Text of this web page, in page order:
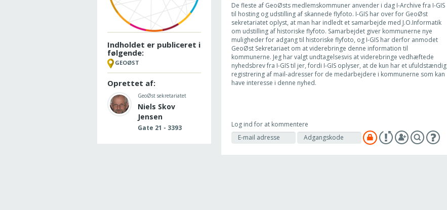
Indholdet er publiceret i
følgende:
GEOØST
Oprettet af:
GeoØst sekretariatet
Niels Skov
Jensen
Gate 21 - 3393
De fleste af GeoØsts medlemskommuner anvender i dag I-Archive fra I-GIS
til hosting og udstilling af skannede flyfoto. I-GIS har over for GeoØst
sekretariatet oplyst, at man har indledt et samarbejde med J.O.Informatik
om udstilling af historiske flyfoto. Samarbejdet giver kommunerne nye
muligheder for adgang til historiske flyfoto, og I-GIS har derfor anmodet
GeoØst Sekretariaet om at viderebringe denne information til
kommunerne. Jeg har valgt undtagelsesvis at viderebringe vedhæftede
nyhedsbrev fra I-GIS til jer, fordi I-GIS oplyser, at de kun har et ufuldstændig
registrering af mail-adresser for de medarbejdere i kommunerne som kan
have interesse i denne nyhed.
Log ind for at kommentere